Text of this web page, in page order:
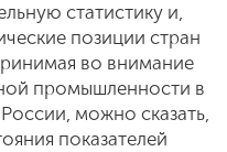
статистику и,
позиции стран
во внимание
промышленности в
можно сказать,
показателей